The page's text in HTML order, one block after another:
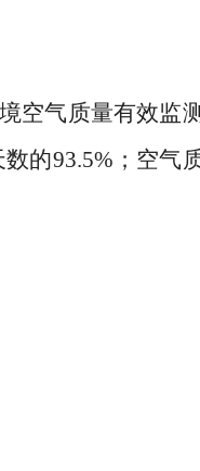
境空气质量有效监
数的93.5% ； 空气